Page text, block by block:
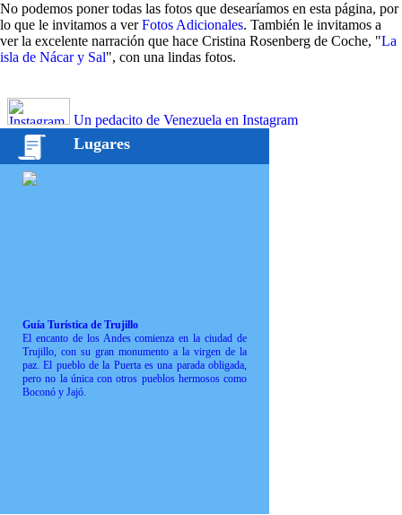
No podemos poner todas las fotos que desearíamos en esta página, por
lo que le invitamos a verFotos Adicionales. También le invitamos a
ver la excelente narración que hace Cristina Rosenberg de Coche, "La
isla de Nácar y Sal", con una lindas fotos.
Un pedacito de Venezuela en Instagram
Lugares
Guía Turística de Trujillo
El encanto de los Andes comienza en la ciudad de
Trujillo, con su gran monumento a la virgen de la
paz. El pueblo de la Puerta es una parada obligada,
pero no la única con otros pueblos hermosos como
Boconó y Jajó.